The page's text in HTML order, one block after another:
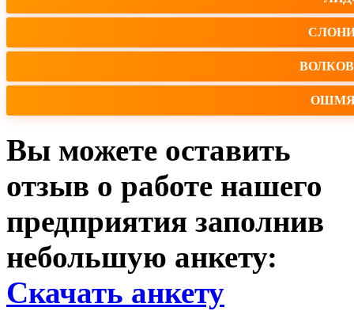
Вы можете оставить
отзыв о работе нашего
предприятия заполнив
небольшую анкету:
Скачать анкету